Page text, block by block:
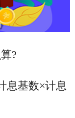
?
息基数×计息